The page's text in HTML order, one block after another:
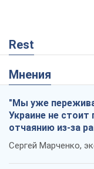
Rest
Мнения
"Мы уже
Украине не стоит
отчаянию из-за
Сергей Марченко,